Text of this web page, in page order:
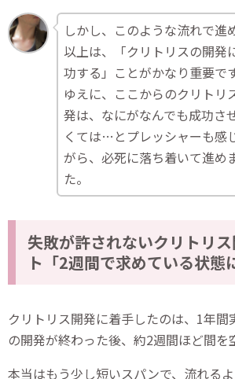
しかし、このような流れで進
以上は、「クリトリスの開発
功する」ことがかなり重要です
ゆえに、ここからのクリトリ
発は、なにがなんでも成功さ
くては…とプレッシャーも感
がら、必死に落ち着いて進め
た。
失敗が許されないクリトリ
ト「2週間で求めている状態
クリトリス開発に着手したのは、1年
の開発が終わった後、約2週間ほど間を
本当はもう少し短いスパンで、流れる